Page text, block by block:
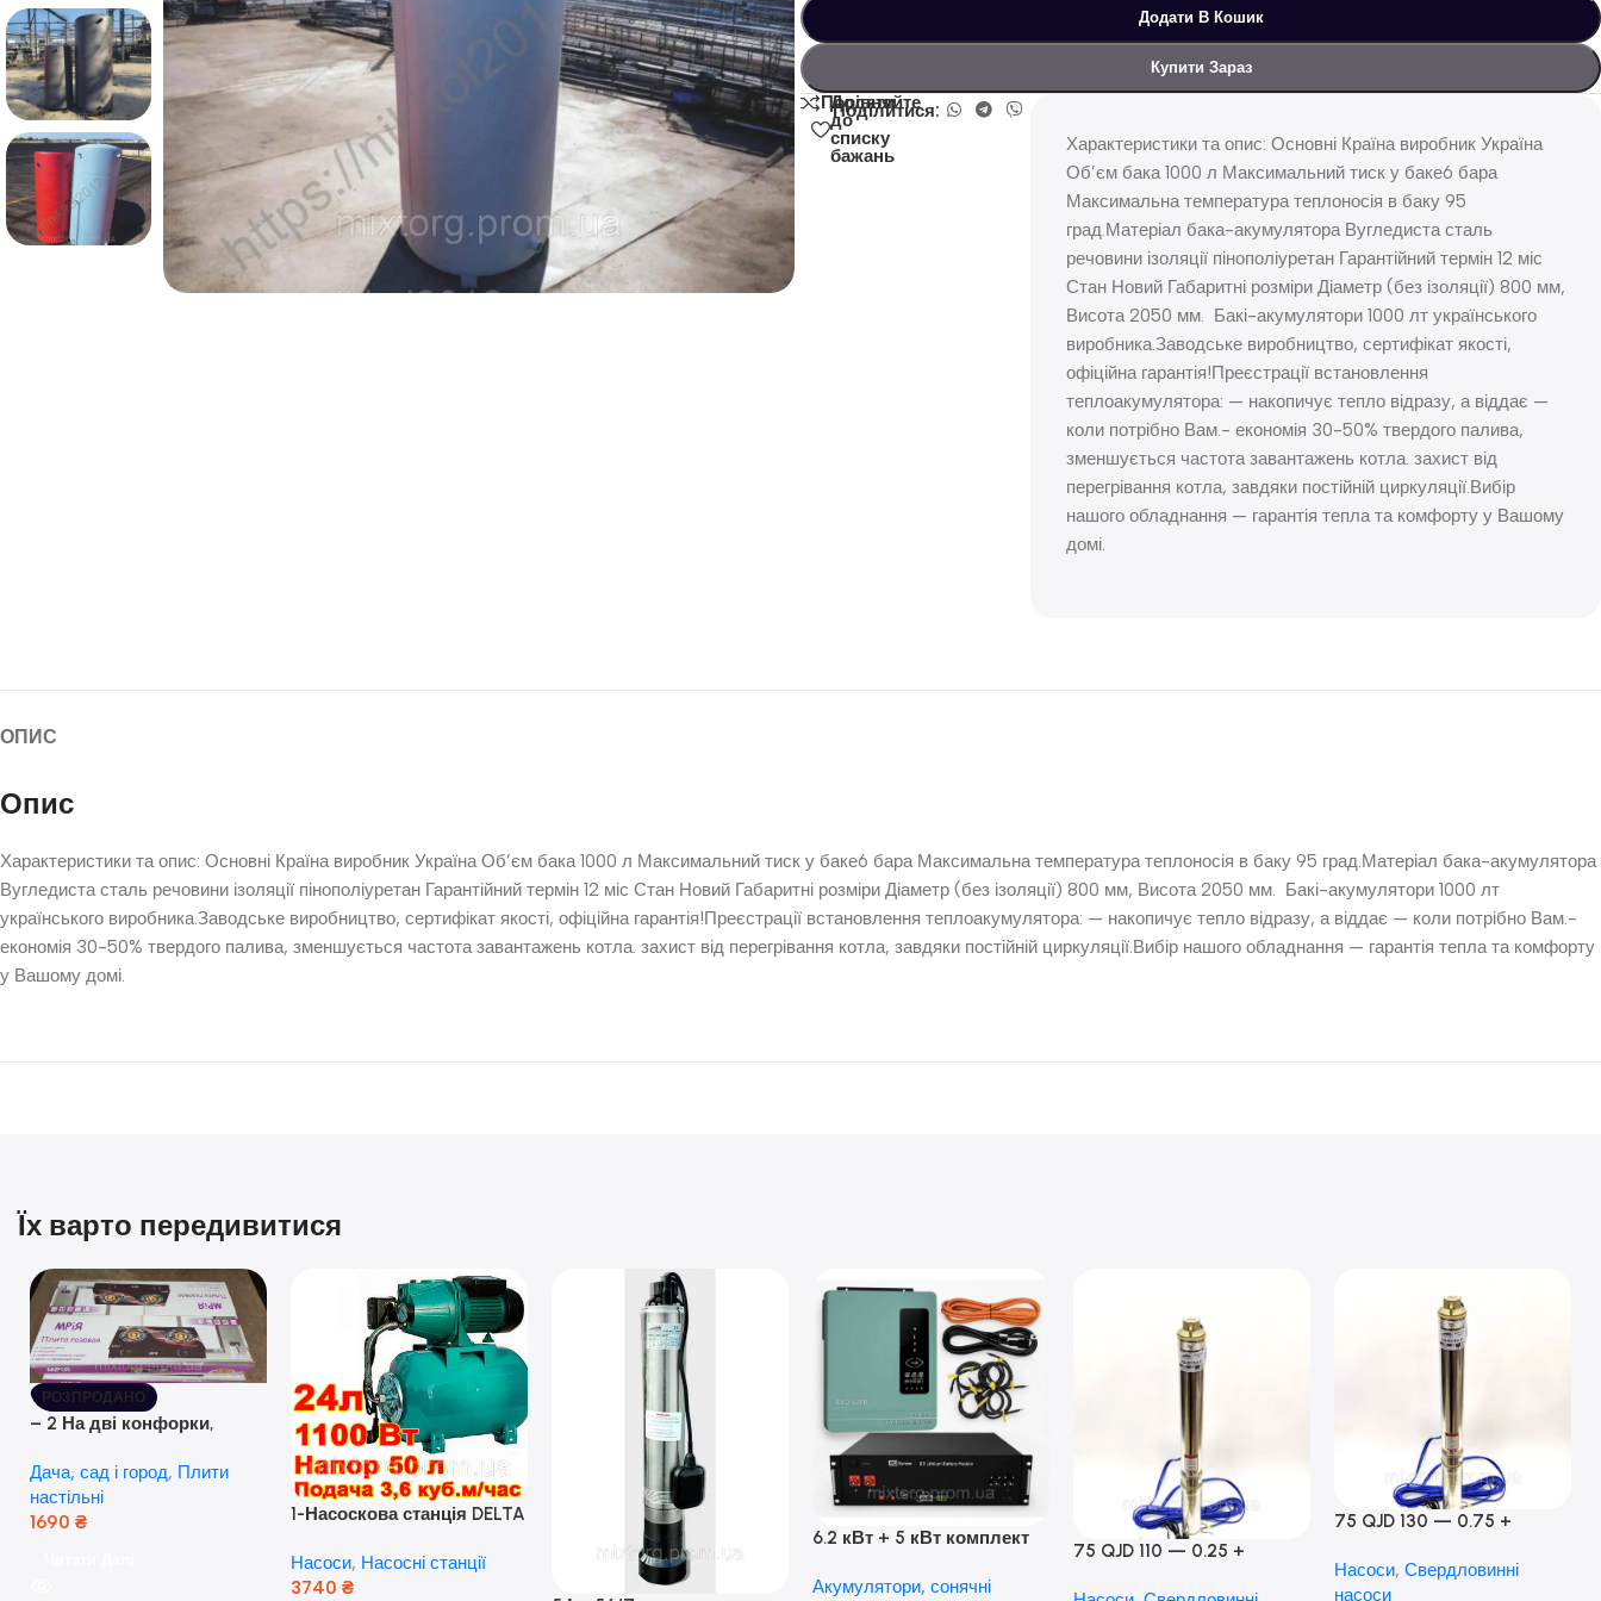
Додати В Кошик
Купити Зараз
Порівняйте
Додати
до
списку
бажань
Поділитися:
Характеристики та опис: Основні Країна виробник Україна
Об’єм бака 1000 л Максимальний тиск у баке6 бара
Максимальна температура теплоносія в баку 95
град.Матеріал бака-акумулятора Вугледиста сталь
речовини ізоляції пінополіуретан Гарантійний термін 12 міс
Стан Новий Габаритні розміри Діаметр (без ізоляції) 800 мм,
Висота 2050 мм. Бакі-акумулятори 1000 лт українського
виробника.Заводське виробництво, сертифікат якості,
офіційна гарантія!Преєстрації встановлення
теплоакумулятора: — накопичує тепло відразу, а віддає —
коли потрібно Вам.- економія 30-50% твердого палива,
зменшується частота завантажень котла. захист від
перегрівання котла, завдяки постійній циркуляції.Вибір
нашого обладнання — гарантія тепла та комфорту у Вашому
домі.
ОПИС
Опис
Характеристики та опис: Основні Країна виробник Україна Об’єм бака 1000 л Максимальний тиск у баке6 бара Максимальна температура теплоносія в баку 95 град.Матеріал бака-акумулятора
Вугледиста сталь речовини ізоляції пінополіуретан Гарантійний термін 12 міс Стан Новий Габаритні розміри Діаметр (без ізоляції) 800 мм, Висота 2050 мм. Бакі-акумулятори 1000 лт
українського виробника.Заводське виробництво, сертифікат якості, офіційна гарантія!Преєстрації встановлення теплоакумулятора: — накопичує тепло відразу, а віддає — коли потрібно Вам.-
економія 30-50% твердого палива, зменшується частота завантажень котла. захист від перегрівання котла, завдяки постійній циркуляції.Вибір нашого обладнання — гарантія тепла та комфорту
у Вашому домі.
Їх варто передивитися
РОЗПРОДАНО
– 2 На дві конфорки,
розпалюванням.
Дача, сад і город, Плити
настільні
1690 ₴
1-Насоскова станція DELTA
кВт) ( Польща)
Насоси, Насосні станції
3740 ₴
6.2 кВт + 5 кВт комплект
Гібридний інвертор Anern
Акумулятори, сонячні
75 QJD 110 — 0.25 +
75 QJD 130 — 0.75 +
Насоси, Свердловинні
насоси